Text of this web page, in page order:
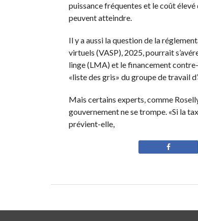
puissance fréquentes et le coût
peuvent atteindre.
Il y a aussi la question de la
virtuels (VASP), 2025, pourrait
linge (LMA) et le financement
«liste des gris» du groupe de travail
Mais certains experts, comme
gouvernement ne se trompe. «Si la
prévient-elle,